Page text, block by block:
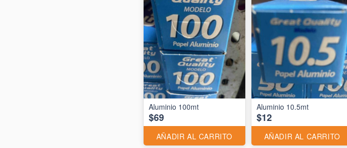
$69
AÑADIR AL CARRITO
Aluminio 10.5mt
$12
AÑADIR AL CARRITO